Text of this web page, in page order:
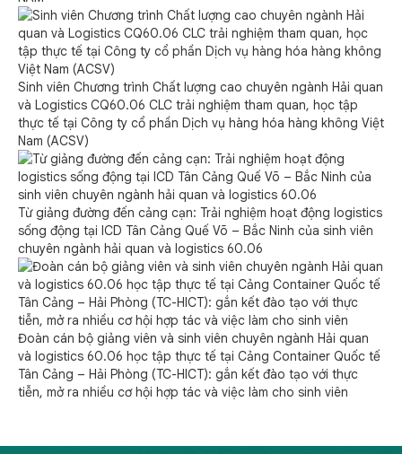
Sinh viên Chương trình Chất lượng cao chuyên ngành Hải quan
và Logistics CQ60.06 CLC trải nghiệm tham quan, học tập
thực tế tại Công ty cổ phần Dịch vụ hàng hóa hàng không Việt
Nam (ACSV)
Từ giảng đường đến cảng cạn: Trải nghiệm hoạt động logistics
sống động tại ICD Tân Cảng Quế Võ – Bắc Ninh của sinh viên
chuyên ngành hải quan và logistics 60.06
Đoàn cán bộ giảng viên và sinh viên chuyên ngành Hải quan
và logistics 60.06 học tập thực tế tại Cảng Container Quốc tế
Tân Cảng – Hải Phòng (TC-HICT): gắn kết đào tạo với thực
tiễn, mở ra nhiều cơ hội hợp tác và việc làm cho sinh viên